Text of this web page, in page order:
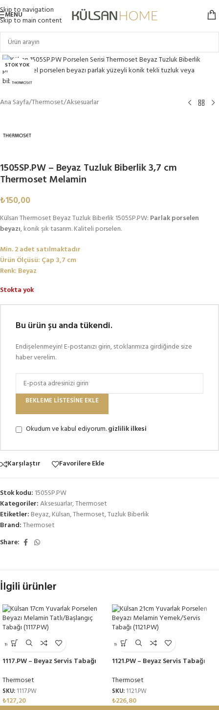
Skip to navigation
Skip to main content
MENU
STOK YOKClick to enlarge
Ana Sayfa/Thermoset/Aksesuarlar
1505SP.PW – Beyaz Tuzluk Biberlik 3,7 cm
Thermoset Melamin
₺150,00
Külsan Thermoset Beyaz Tuzluk Biberlik 1505SP.PW: Parlak porselen
beyazı, konik şık tasarım. Kaliteli porselen.
Min. 2 adet satılmaktadır
Ürün Ölçüsü: Çap 3,7 cm
Renk: Beyaz
Stokta yok
Bu ürün şu anda tükendi.
Endişelenmeyin! E-postanızı girin, stoklarımıza girdiğinde size
haber verelim.
BEKLEME LISTESINE EKLE
Okudum ve kabul ediyorum.gizlilik ilkesi
Karşılaştır Favorilere Ekle
Stok kodu: 1505SP.PW
Kategoriler:Aksesuarlar,Thermoset
Etiketler: Beyaz,Külsan,Thermoset,Tuzluk Biberlik
Brand:Thermoset
Share:
İlgili ürünler
1117.PW – Beyaz Servis Tabağı
Thermoset
SKU: 1117.PW
₺127,20
1121.PW – Beyaz Servis Tabağı
Thermoset
SKU: 1121.PW
₺226,80